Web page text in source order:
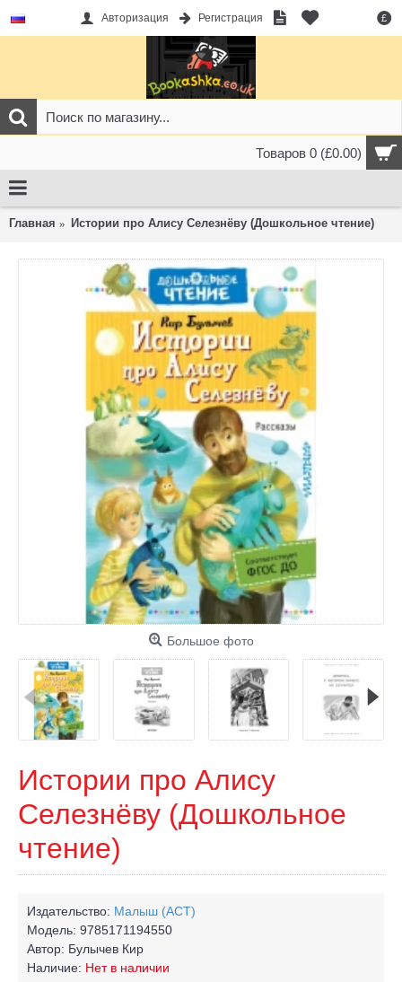
£
Авторизация Регистрация
Товаров 0 (£0.00)
Главная Истории про Алису Селезнёву (Дошкольное чтение)
Большое фото
Истории про Алису
Селезнёву (Дошкольное
чтение)
Издательство: Малыш (АСТ)
Модель: 9785171194550
Автор: Булычев Кир
Наличие: Нет в наличии